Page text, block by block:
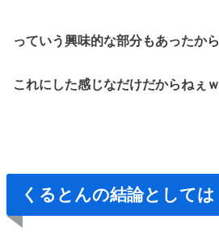
っていう興味的な部分もあったから
これにした感じなだけだからねぇｗ
くるとんの結論としては